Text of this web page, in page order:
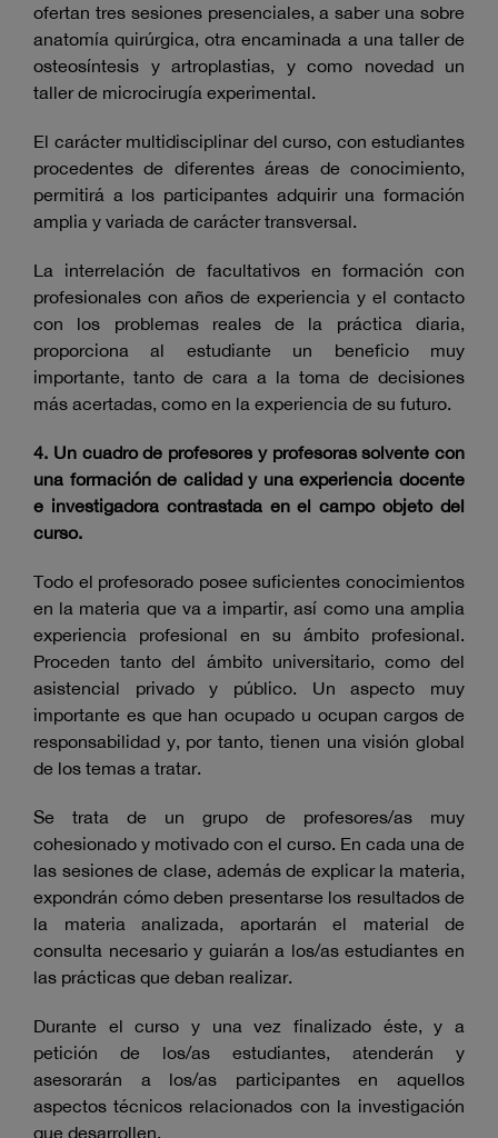
ofertan tres sesiones presenciales, a saber una sobre
anatomía quirúrgica, otra encaminada a una taller de
osteosíntesis y artroplastias, y como novedad un
taller de microcirugía experimental.
El carácter multidisciplinar del curso, con estudiantes
procedentes de diferentes áreas de conocimiento,
permitirá a los participantes adquirir una formación
amplia y variada de carácter transversal.
La interrelación de facultativos en formación con
profesionales con años de experiencia y el contacto
con los problemas reales de la práctica diaria,
proporciona al estudiante un beneficio muy
importante, tanto de cara a la toma de decisiones
más acertadas, como en la experiencia de su futuro.
4. Un cuadro de profesores y profesoras solvente con
una formación de calidad y una experiencia docente
e investigadora contrastada en el campo objeto del
curso.
Todo el profesorado posee suficientes conocimientos
en la materia que va a impartir, así como una amplia
experiencia profesional en su ámbito profesional.
Proceden tanto del ámbito universitario, como del
asistencial privado y público. Un aspecto muy
importante es que han ocupado u ocupan cargos de
responsabilidad y, por tanto, tienen una visión global
de los temas a tratar.
Se trata de un grupo de profesores/as muy
cohesionado y motivado con el curso. En cada una de
las sesiones de clase, además de explicar la materia,
expondrán cómo deben presentarse los resultados de
la materia analizada, aportarán el material de
consulta necesario y guiarán a los/as estudiantes en
las prácticas que deban realizar.
Durante el curso y una vez finalizado éste, y a
petición de los/as estudiantes, atenderán y
asesorarán a los/as participantes en aquellos
aspectos técnicos relacionados con la investigación
que desarrollen.